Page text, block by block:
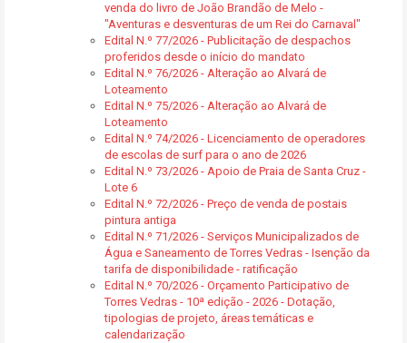
venda do livro de João Brandão de Melo -
"Aventuras e desventuras de um Rei do Carnaval"
Edital N.º 77/2026 - Publicitação de despachos
proferidos desde o início do mandato
Edital N.º 76/2026 - Alteração ao Alvará de
Loteamento
Edital N.º 75/2026 - Alteração ao Alvará de
Loteamento
Edital N.º 74/2026 - Licenciamento de operadores
de escolas de surf para o ano de 2026
Edital N.º 73/2026 - Apoio de Praia de Santa Cruz -
Lote 6
Edital N.º 72/2026 - Preço de venda de postais
pintura antiga
Edital N.º 71/2026 - Serviços Municipalizados de
Água e Saneamento de Torres Vedras - Isenção da
tarifa de disponibilidade - ratificação
Edital N.º 70/2026 - Orçamento Participativo de
Torres Vedras - 10ª edição - 2026 - Dotação,
tipologias de projeto, áreas temáticas e
calendarização